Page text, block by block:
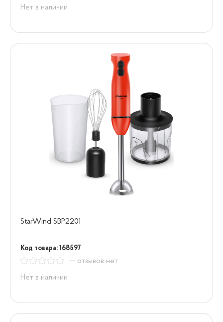
Нет в наличии
StarWind SBP2201
Код товара: 168597
— отзывов нет
Нет в наличии